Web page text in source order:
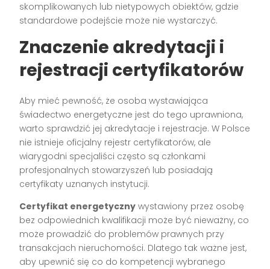
skomplikowanych lub nietypowych obiektów, gdzie
standardowe podejście może nie wystarczyć.
Znaczenie akredytacji i
rejestracji certyfikatorów
Aby mieć pewność, że osoba wystawiająca
świadectwo energetyczne jest do tego uprawniona,
warto sprawdzić jej akredytacje i rejestracje. W Polsce
nie istnieje oficjalny rejestr certyfikatorów, ale
wiarygodni specjaliści często są członkami
profesjonalnych stowarzyszeń lub posiadają
certyfikaty uznanych instytucji.
Certyfikat energetyczny wystawiony przez osobę
bez odpowiednich kwalifikacji może być nieważny, co
może prowadzić do problemów prawnych przy
transakcjach nieruchomości. Dlatego tak ważne jest,
aby upewnić się co do kompetencji wybranego